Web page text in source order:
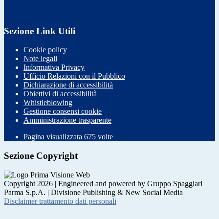
Sezione Link Utili
Cookie policy
Note legali
Informativa Privacy
Ufficio Relazioni con il Pubblico
Dichiarazione di accessibilità
Obiettivi di accessibilità
Whistleblowing
Gestione consensi cookie
Amministrazione trasparente
Pagina visualizzata 675 volte
Sezione Copyright
Copyright 2026 | Engineered and powered by Gruppo Spaggiari
Parma S.p.A. | Divisione Publishing & New Social Media
Disclaimer trattamento dati personali